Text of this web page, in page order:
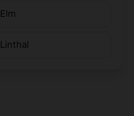
Elm
Linthal